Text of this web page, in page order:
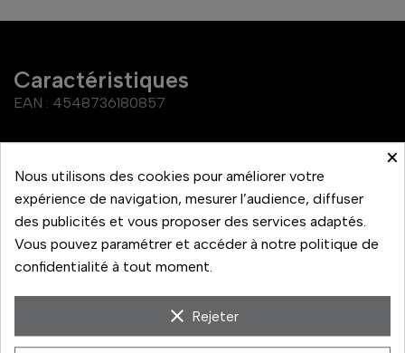
Caractéristiques
EAN : 4548736180857
2670mAh, 7,82V
Référence NP-SA100
Avec environ 17% d'énergie en plus que la NP-FZ100, la
NP-SA100 est une puissante batterie de 20,9Wh,
×
Nous utilisons des cookies pour améliorer votre
expérience de navigation, mesurer l’audience, diffuser
des publicités et vous proposer des services adaptés.
Vous pouvez paramétrer et accéder à notre politique de
confidentialité à tout moment.
clear Rejeter